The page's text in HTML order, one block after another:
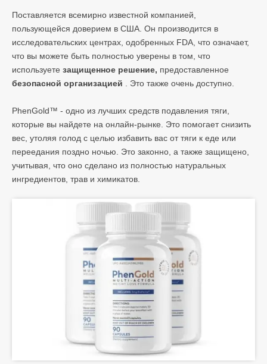
Поставляется всемирно известной компанией,
пользующейся доверием в США. Он производится в
исследовательских центрах, одобренных FDA, что означает,
что вы можете быть полностью уверены в том, что
используете защищенное решение, предоставленное
безопасной организацией . Это также очень доступно.
PhenGold™ - одно из лучших средств подавления тяги,
которые вы найдете на онлайн-рынке. Это помогает снизить
вес, утоляя голод с целью избавить вас от тяги к еде или
переедания поздно ночью. Это законно, а также защищено,
учитывая, что оно сделано из полностью натуральных
ингредиентов, трав и химикатов.